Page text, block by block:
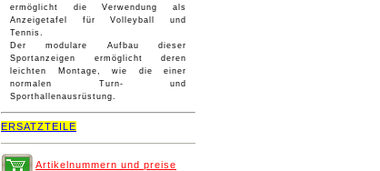
ermöglicht die Verwendung als
Anzeigetafel für Volleyball und
Tennis.
Der modulare Aufbau dieser
Sportanzeigen ermöglicht deren
leichten Montage, wie die einer
normalen Turn- und
Sporthallenausrüstung.
ERSATZTEILE
Artikelnummern und preise